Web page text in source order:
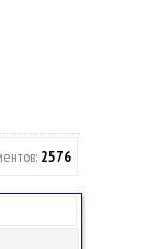
2576